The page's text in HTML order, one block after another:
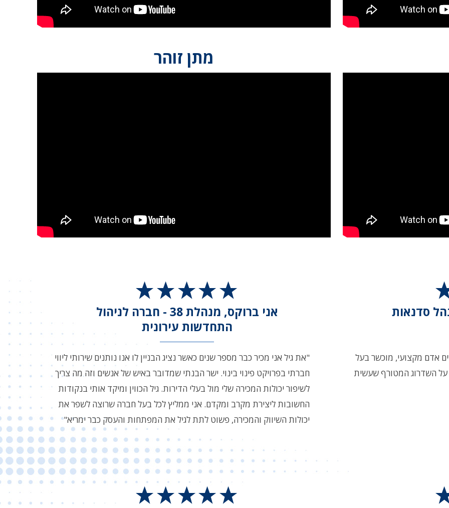
מתן זוהר
סדנאות
אדם מקצועי, מוכשר בעל
על השדרוג המטורף שעשית
אני ברוקס, מנהלת 38 - חברה לניהול
התחדשות עירונית
"את גיל אני מכיר כבר מספר שנים כאשר נציג הבניין לו אנו נותנים שירותי ליווי
חברתי בפרויקט פינוי בינוי. ישר הבנתי שמדובר באיש של אנשים וזה מה צריך
לשיפור יכולות המכירה שלי מול בעלי הדירות. גיל הכווין ומיקד אותי בנקודות
החשובות ליצירת מקרב ומקדם. אני ממליץ לכל בעל חברה שרוצה לשפר את
יכולות השיווק והמכירה, פשוט לתת לגיל את המפתחות והעסק כבר ימריא"